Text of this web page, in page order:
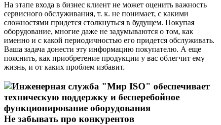
На этапе входа в бизнес клиент не может оценить важность
сервисного обслуживания, т. к. не понимает, с какими
сложностями придется столкнуться в будущем. Покупая
оборудование, многие даже не задумываются о том, как
именно и с какой периодичностью его придется обслуживать.
Ваша задача донести эту информацию покупателю. А еще
пояснить, как приобретение продукции у вас облегчит ему
жизнь, и от каких проблем избавит.
Не забывать про конкурентов